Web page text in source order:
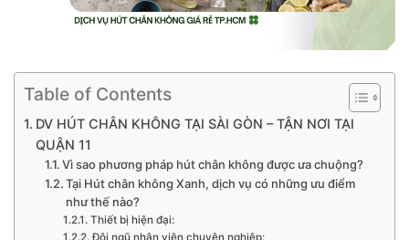
Table of Contents
DV HÚT CHÂN KHÔNG TẠI SÀI GÒN – TẬN NƠI TẠI
QUẬN 11
Vì sao phương pháp hút chân không được ưa chuộng?
Tại Hút chân không Xanh, dịch vụ có những ưu điểm
như thế nào?
Thiết bị hiện đại:
Đội ngũ nhân viên chuyên nghiệp: